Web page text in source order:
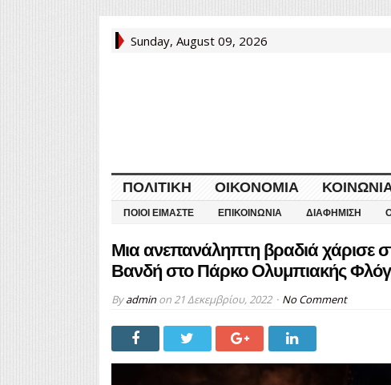
Sunday, August 09, 2026
ΠΟΛΙΤΙΚΉ ΟΙΚΟΝΟΜΊΑ
ΠΟΙΟΙ ΕΊΜΑΣΤΕ ΕΠΙΚΟΙΝΩΝΊΑ ΔΙΑΦΉΜΙΣΗ
Μια ανεπανάληπτη βραδιά χάρισε
Βανδή στο Πάρκο Ολυμπιακής
Byadminon 21 Δεκεμβρίου, 2022 No Comment